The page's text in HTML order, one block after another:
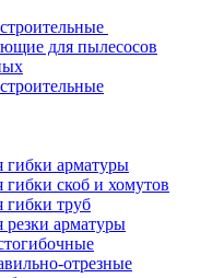
для пылесосов
гибки арматуры
гибки скоб и хомутов
гибки труб
резки арматуры
отрезные